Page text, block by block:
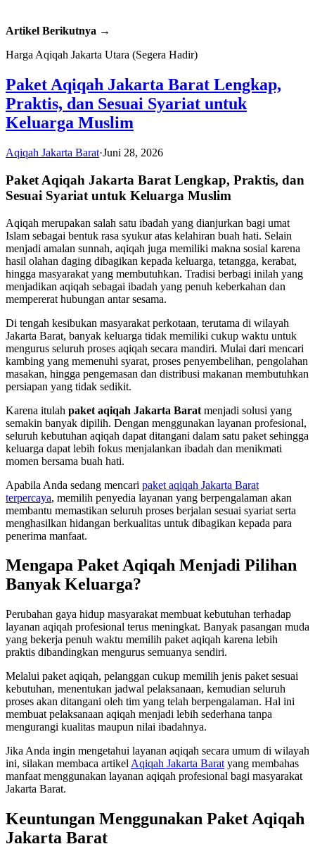
Artikel Berikutnya →
Harga Aqiqah Jakarta Utara (Segera Hadir)
Paket Aqiqah Jakarta Barat Lengkap,
Praktis, dan Sesuai Syariat untuk
Keluarga Muslim
Aqiqah Jakarta Barat·Juni 28, 2026
Paket Aqiqah Jakarta Barat Lengkap, Praktis, dan
Sesuai Syariat untuk Keluarga Muslim
Aqiqah merupakan salah satu ibadah yang dianjurkan bagi umat
Islam sebagai bentuk rasa syukur atas kelahiran buah hati. Selain
menjadi amalan sunnah, aqiqah juga memiliki makna sosial karena
hasil olahan daging dibagikan kepada keluarga, tetangga, kerabat,
hingga masyarakat yang membutuhkan. Tradisi berbagi inilah yang
menjadikan aqiqah sebagai ibadah yang penuh keberkahan dan
mempererat hubungan antar sesama.
Di tengah kesibukan masyarakat perkotaan, terutama di wilayah
Jakarta Barat, banyak keluarga tidak memiliki cukup waktu untuk
mengurus seluruh proses aqiqah secara mandiri. Mulai dari mencari
kambing yang memenuhi syarat, proses penyembelihan, pengolahan
masakan, hingga pengemasan dan distribusi makanan membutuhkan
persiapan yang tidak sedikit.
Karena itulah paket aqiqah Jakarta Barat menjadi solusi yang
semakin banyak dipilih. Dengan menggunakan layanan profesional,
seluruh kebutuhan aqiqah dapat ditangani dalam satu paket sehingga
keluarga dapat lebih fokus menjalankan ibadah dan menikmati
momen bersama buah hati.
Apabila Anda sedang mencari paket aqiqah Jakarta Barat
terpercaya, memilih penyedia layanan yang berpengalaman akan
membantu memastikan seluruh proses berjalan sesuai syariat serta
menghasilkan hidangan berkualitas untuk dibagikan kepada para
penerima manfaat.
Mengapa Paket Aqiqah Menjadi Pilihan
Banyak Keluarga?
Perubahan gaya hidup masyarakat membuat kebutuhan terhadap
layanan aqiqah profesional terus meningkat. Banyak pasangan muda
yang bekerja penuh waktu memilih paket aqiqah karena lebih
praktis dibandingkan mengurus semuanya sendiri.
Melalui paket aqiqah, pelanggan cukup memilih jenis paket sesuai
kebutuhan, menentukan jadwal pelaksanaan, kemudian seluruh
proses akan ditangani oleh tim yang telah berpengalaman. Hal ini
membuat pelaksanaan aqiqah menjadi lebih sederhana tanpa
mengurangi kualitas maupun nilai ibadahnya.
Jika Anda ingin mengetahui layanan aqiqah secara umum di wilayah
ini, silakan membaca artikel Aqiqah Jakarta Barat yang membahas
manfaat menggunakan layanan aqiqah profesional bagi masyarakat
Jakarta Barat.
Keuntungan Menggunakan Paket Aqiqah
Jakarta Barat